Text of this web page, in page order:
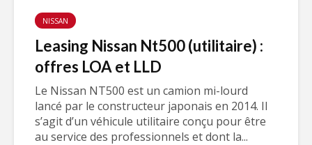
NISSAN
Leasing Nissan Nt500 (utilitaire) :
offres LOA et LLD
Le Nissan NT500 est un camion mi-lourd
lancé par le constructeur japonais en 2014. Il
s’agit d’un véhicule utilitaire conçu pour être
au service des professionnels et dont la...